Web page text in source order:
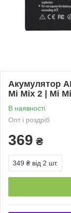
Акумулятор
Mi Mix 2 | Mi
В наявності
Опт і роздріб
369 ₴
349 ₴ від 2 шт.